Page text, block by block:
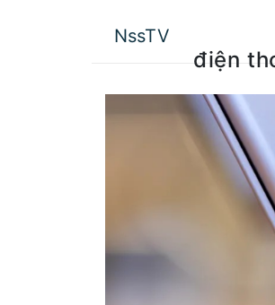
NssTV
điện